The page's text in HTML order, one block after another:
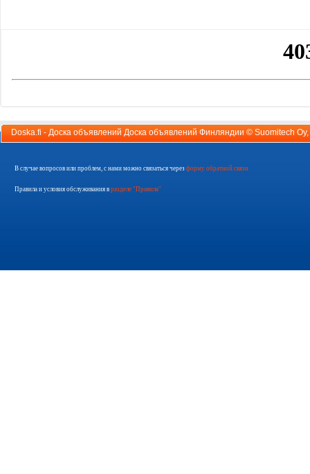
Doska.fi - Доска объявлений Доска объявлений Финляндии © Suomitech Oy
В случае вопросов или проблем, с нами можно связаться через форму обратной связи
Правила и условия обслуживания в разделе "Правила"